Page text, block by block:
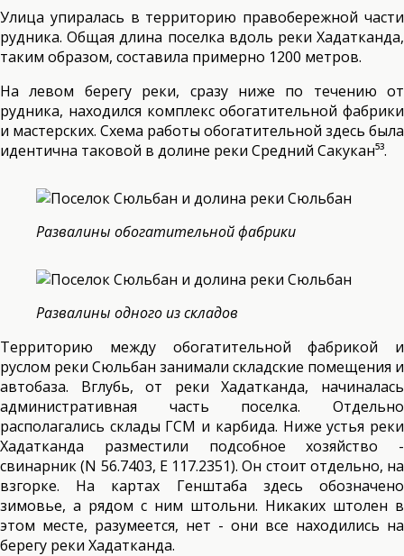
Улица упиралась в территорию правобережной части
рудника. Общая длина поселка вдоль реки Хадатканда,
таким образом, составила примерно 1200 метров.
На левом берегу реки, сразу ниже по течению от
рудника, находился комплекс обогатительной фабрики
и мастерских. Схема работы обогатительной здесь была
идентична таковой в долине реки Средний Сакукан⁵³.
Развалины обогатительной фабрики
Развалины одного из складов
Территорию между обогатительной фабрикой и
руслом реки Сюльбан занимали складские помещения и
автобаза. Вглубь, от реки Хадатканда, начиналась
административная часть поселка. Отдельно
располагались склады ГСМ и карбида. Ниже устья реки
Хадатканда разместили подсобное хозяйство -
свинарник (N 56.7403, E 117.2351). Он стоит отдельно, на
взгорке. На картах Генштаба здесь обозначено
зимовье, а рядом с ним штольни. Никаких штолен в
этом месте, разумеется, нет - они все находились на
берегу реки Хадатканда.